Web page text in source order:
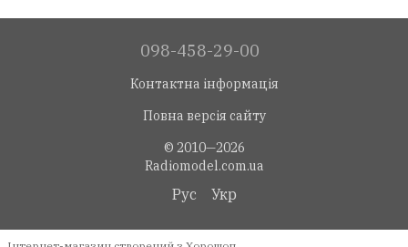
098-458-29-00
Контактна інформація
Повна версія сайту
© 2010—2026
Radiomodel.com.ua
Рус Укр